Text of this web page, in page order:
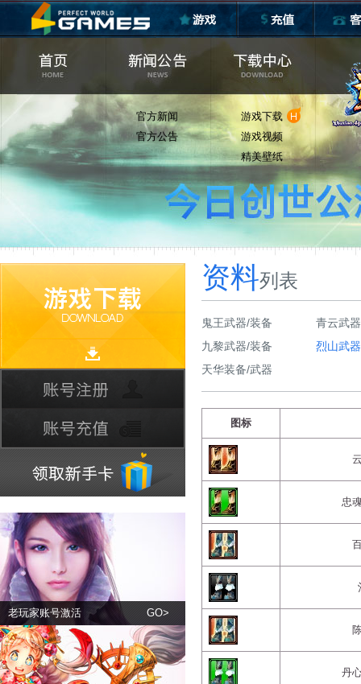
官方新闻
官方公告
游戏下载
游戏视频
精美壁纸
老玩家账号激活 GO>
资料列表
鬼王武器/装备
青云武
九黎武器/装备
烈山武
天华装备/武器
图标
忠
丹